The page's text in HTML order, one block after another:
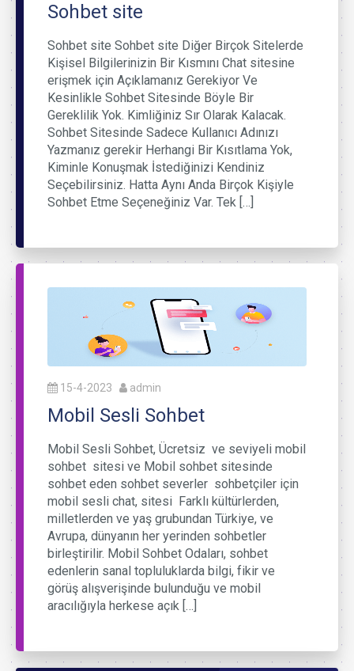
Sohbet site
Sohbet site Sohbet site Diğer Birçok Sitelerde
Kişisel Bilgilerinizin Bir Kısmını Chat sitesine
erişmek için Açıklamanız Gerekiyor Ve
Kesinlikle Sohbet Sitesinde Böyle Bir
Gereklilik Yok. Kimliğiniz Sır Olarak Kalacak.
Sohbet Sitesinde Sadece Kullanıcı Adınızı
Yazmanız gerekir Herhangi Bir Kısıtlama Yok,
Kiminle Konuşmak İstediğinizi Kendiniz
Seçebilirsiniz. Hatta Aynı Anda Birçok Kişiyle
Sohbet Etme Seçeneğiniz Var. Tek […]
15-4-2023 admin
Mobil Sesli Sohbet
Mobil Sesli Sohbet, Ücretsiz ve seviyeli mobil
sohbet sitesi ve Mobil sohbet sitesinde
sohbet eden sohbet severler sohbetçiler için
mobil sesli chat, sitesi Farklı kültürlerden,
milletlerden ve yaş grubundan Türkiye, ve
Avrupa, dünyanın her yerinden sohbetler
birleştirilir. Mobil Sohbet Odaları, sohbet
edenlerin sanal topluluklarda bilgi, fikir ve
görüş alışverişinde bulunduğu ve mobil
aracılığıyla herkese açık […]